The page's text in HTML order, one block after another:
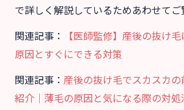
で詳しく解説しているためあわせてご
関連記事：
【医師監修】産後の抜け
原因とすぐにできる対策
関連記事： 産後の抜け毛でスカスカ
紹介｜薄毛の原因と気になる際の対処